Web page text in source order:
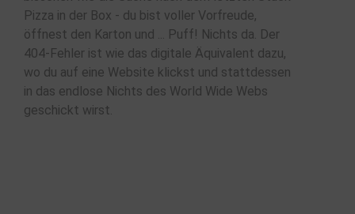
Pizza in der Box - du bist voller Vorfreude,
öffnest den Karton und ... Puff! Nichts da. Der
404-Fehler ist wie das digitale Äquivalent dazu,
wo du auf eine Website klickst und stattdessen
in das endlose Nichts des World Wide Webs
geschickt wirst.